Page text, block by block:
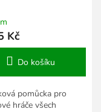
Kč
Do košíku
pomůcka pro
hráče všech